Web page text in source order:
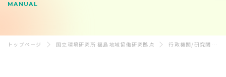
MANUAL
トップページ 国立環境研究所 福島地域協働研究拠点 行政機関/研究関係者向け刊行物